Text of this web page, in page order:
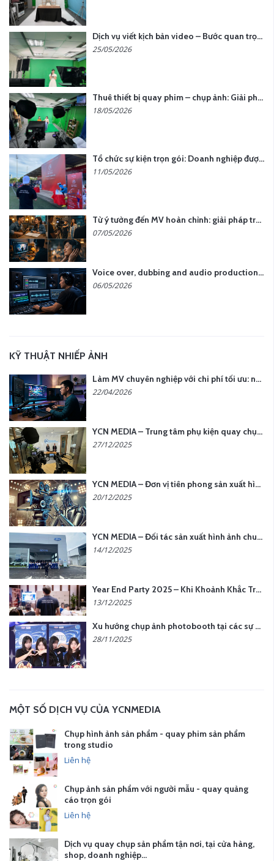
Dịch vụ viết kịch bản video – Bước quan trọng quyết định thành công nội dung
25/05/2026
Thuê thiết bị quay phim – chụp ảnh: Giải pháp tối ưu chi phí cho doanh nghiệp
18/05/2026
Tổ chức sự kiện trọn gói: Doanh nghiệp được gì khi chọn đơn vị chuyên nghiệp?
11/05/2026
Từ ý tưởng đến MV hoàn chỉnh: giải pháp trọn gói tại YCN Media
07/05/2026
Voice over, dubbing and audio production services in Vietnam for global content
06/05/2026
KỸ THUẬT NHIẾP ẢNH
Làm MV chuyên nghiệp với chi phí tối ưu: nên chọn quay thực tế hay video AI?
22/04/2026
YCN MEDIA – Trung tâm phụ kiện quay chụp tại Hà Nội
27/12/2025
YCN MEDIA – Đơn vị tiên phong sản xuất hình ảnh & âm thanh bằng AI tại Hà Nội
20/12/2025
YCN MEDIA – Đối tác sản xuất hình ảnh chuyên nghiệp cho doanh nghiệp tại Hà Nội
14/12/2025
Year End Party 2025 – Khi Khoảnh Khắc Trở Thành Dấu Ấn | Gói Ưu Đãi Tháng 12 Từ YCN Media
13/12/2025
Xu hướng chụp ảnh photobooth tại các sự kiện hiện nay
28/11/2025
MỘT SỐ DỊCH VỤ CỦA YCNMEDIA
Chụp hình ảnh sản phẩm - quay phim sản phẩm
trong studio
Liên hệ
Chụp ảnh sản phẩm với người mẫu - quay quảng
cáo trọn gói
Liên hệ
Dịch vụ quay chụp sản phẩm tận nơi, tại cửa hàng,
shop, doanh nghiệp…